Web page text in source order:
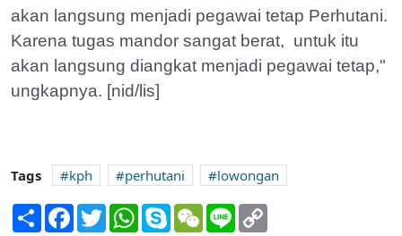
akan langsung menjadi pegawai tetap Perhutani.
Karena tugas mandor sangat berat, untuk itu
akan langsung diangkat menjadi pegawai tetap,"
ungkapnya. [nid/lis]
Tags kph perhutani
lowongan
Share Facebook
TwitterWhatsApp
SkypeWeChatLine